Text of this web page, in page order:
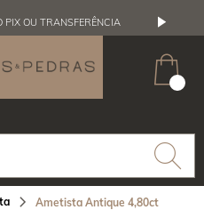
PIX OU TRANSFERÊNCIA
Ametista Antique 4,80ct